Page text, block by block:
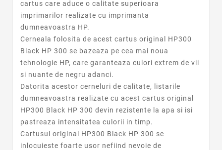
cartus care aduce o calitate superioara
imprimarilor realizate cu imprimanta
dumneavoastra HP.
Cerneala folosita de acest cartus original HP300
Black HP 300 se bazeaza pe cea mai noua
tehnologie HP, care garanteaza culori extrem de vii
si nuante de negru adanci.
Datorita acestor cerneluri de calitate, listarile
dumneavoastra realizate cu acest cartus original
HP300 Black HP 300 devin rezistente la apa si isi
pastreaza intensitatea culorii in timp.
Cartusul original HP300 Black HP 300 se
inlocuieste foarte usor nefiind nevoie de